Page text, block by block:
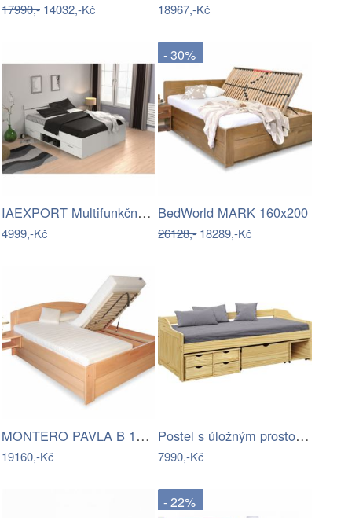
17990,- 14032,-Kč 18967,-Kč
IAEXPORT Multifunkční Michigan…
4999,-Kč
- 30%
BedWorld MARK 160x200
26128,-18289,-Kč
MONTERO PAVLA B 180x200
19160,-Kč
Postel s úložným prostorem, přírodní,…
7990,-Kč
- 22%